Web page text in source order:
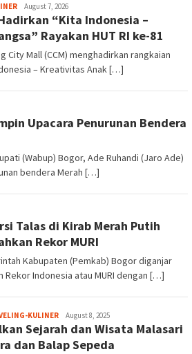
Aga
Alamanda
August 7, 2026
“Kita Indonesia –
Rayakan HUT RI ke-81
City Mall (CCM) menghadirkan rangkaian
– Kreativitas Anak […]
Upacara Penurunan Bendera
(Wabup) Bogor, Ade Ruhandi (Jaro Ade)
bendera Merah […]
Talas di Kirab Merah Putih
Rekor MURI
Kabupaten (Pemkab) Bogor diganjar
Rekor Indonesia atau MURI dengan […]
KULINERAga
Alamanda
August 8, 2025
Sejarah dan Wisata Malasari
dan Balap Sepeda